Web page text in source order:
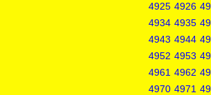
4925 4926
4934 4935
4943 4944
4952 4953
4961 4962
4970 4971